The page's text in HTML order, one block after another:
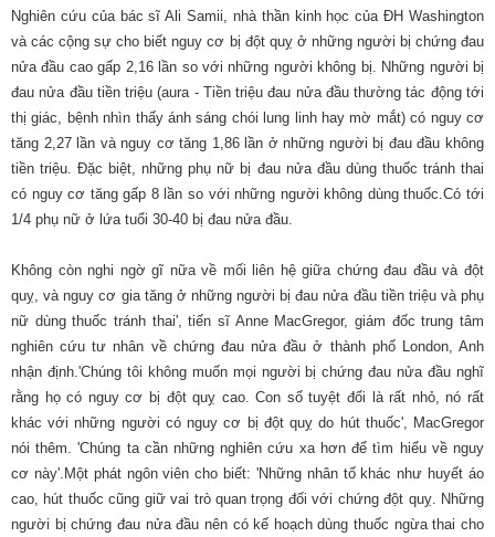
Nghiên cứu của bác sĩ Ali Samii, nhà thần kinh học của ĐH Washington
và các cộng sự cho biết nguy cơ bị đột quỵ ở những người bị chứng đau
nửa đầu cao gấp 2,16 lần so với những người không bị. Những người bị
đau nửa đầu tiền triệu (aura - Tiền triệu đau nửa đầu thường tác động tới
thị giác, bệnh nhìn thấy ánh sáng chói lung linh hay mờ mắt) có nguy cơ
tăng 2,27 lần và nguy cơ tăng 1,86 lần ở những người bị đau đầu không
tiền triệu. Đặc biệt, những phụ nữ bị đau nửa đầu dùng thuốc tránh thai
có nguy cơ tăng gấp 8 lần so với những người không dùng thuốc.Có tới
1/4 phụ nữ ở lứa tuổi 30-40 bị đau nửa đầu.
Không còn nghi ngờ gĩ nữa về mối liên hệ giữa chứng đau đầu và đột
quỵ, và nguy cơ gia tăng ở những người bị đau nửa đầu tiền triệu và phụ
nữ dùng thuốc tránh thai', tiến sĩ Anne MacGregor, giám đốc trung tâm
nghiên cứu tư nhân về chứng đau nửa đầu ở thành phố London, Anh
nhận định.'Chúng tôi không muốn mọi người bị chứng đau nửa đầu nghĩ
rằng họ có nguy cơ bị đột quỵ cao. Con số tuyệt đối là rất nhỏ, nó rất
khác với những người có nguy cơ bị đột quỵ do hút thuốc', MacGregor
nói thêm. 'Chúng ta cần những nghiên cứu xa hơn để tìm hiểu về nguy
cơ này'.Một phát ngôn viên cho biết: 'Những nhân tố khác như huyết áo
cao, hút thuốc cũng giữ vai trò quan trọng đối với chứng đột quỵ. Những
người bị chứng đau nửa đầu nên có kế hoạch dùng thuốc ngừa thai cho